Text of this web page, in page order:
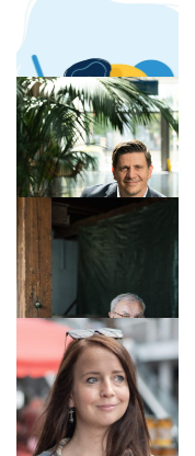
Smart habits
TÁMOGATÓI
TARTALOM
Családi
vállalkozások